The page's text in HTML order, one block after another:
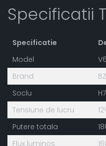
Specificatii
Specificatie
Model
Brand
Soclu
H7
Tensiune de lucru
Putere totala
Flux luminos